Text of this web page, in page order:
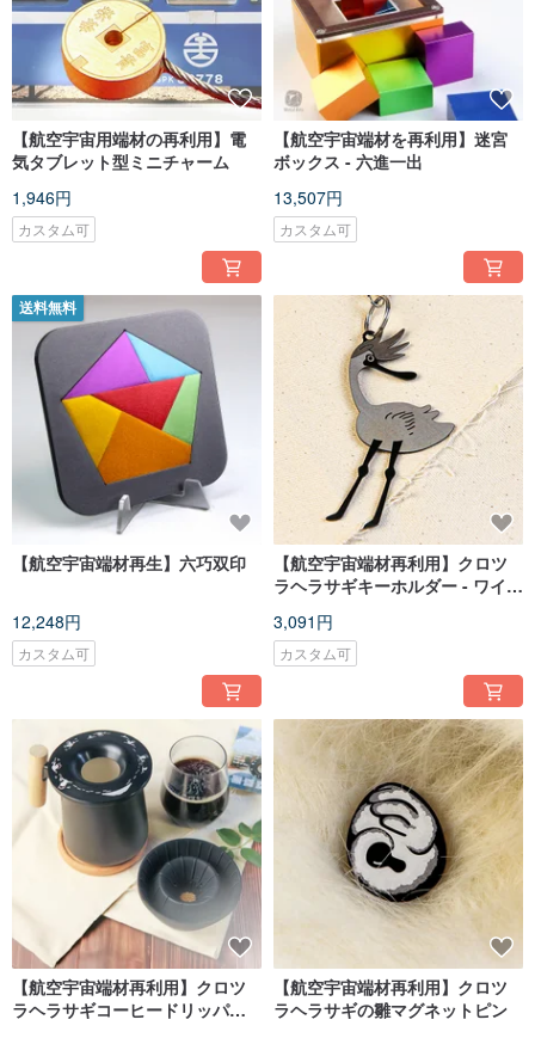
【航空宇宙用端材の再利用】電
気タブレット型ミニチャーム
1,946円
カスタム可
【航空宇宙端材を再利用】迷宮
ボックス - 六進一出
13,507円
カスタム可
送料無料
【航空宇宙端材再生】六巧双印
12,248円
カスタム可
【航空宇宙端材再利用】クロツ
ラヘラサギキーホルダー - ワイル
3,091円
カスタム可
【航空宇宙端材再利用】クロツ
ラヘラサギコーヒードリッパー
【航空宇宙端材再利用】クロツ
ラヘラサギの雛マグネットピン